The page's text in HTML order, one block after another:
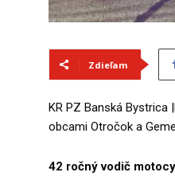
Zdieľam
KR PZ Banská
obcami Otročok a
42 ročný vodič